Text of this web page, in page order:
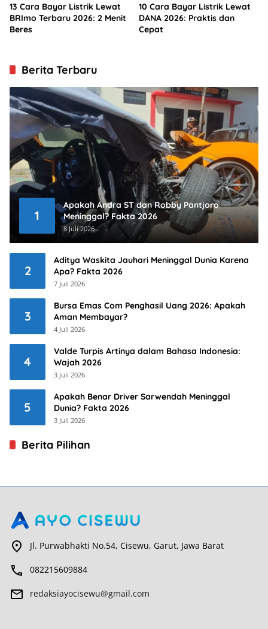
13 Cara Bayar Listrik Lewat
BRImo Terbaru 2026: 2 Menit
Beres
10 Cara Bayar Listrik Lewat
DANA 2026: Praktis dan
Cepat
Berita Terbaru
1
Apakah Andra ST dan Robby Pantjoro
Meninggal? Fakta 2026
8 Juli 2026
2
Aditya Waskita Jauhari Meninggal Dunia Karena
Apa? Fakta 2026
7 Juli 2026
3
Bursa Emas Com Penghasil Uang 2026: Apakah
Aman Membayar?
4 Juli 2026
4
Valde Turpis Artinya dalam Bahasa Indonesia:
Wajah 2026
3 Juli 2026
5
Apakah Benar Driver Sarwendah Meninggal
Dunia? Fakta 2026
3 Juli 2026
Berita Pilihan
Jl. Purwabhakti No.54, Cisewu, Garut, Jawa Barat
082215609884
redaksiayocisewu@gmail.com